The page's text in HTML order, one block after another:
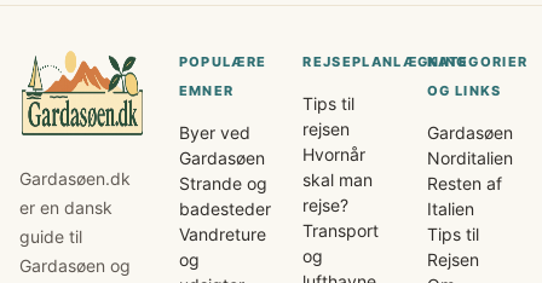
Gardasøen.dk
er en dansk
guide til
Gardasøen og
POPULÆRE
EMNER
Byer ved
Gardasøen
Strande og
badesteder
Vandreture
og
REJSEPLANLÆGNING
Tips til
rejsen
Hvornår
skal man
rejse?
Transport
og
KATEGORIER
OG LINKS
Gardasøen
Norditalien
Resten af
Italien
Tips til
Rejsen